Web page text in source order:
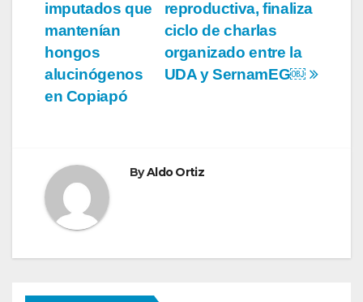
entradas
reproductiva, finaliza
ciclo de charlas
organizado entre la
UDA y SernamEG￼
imputados que
mantenían
hongos
alucinógenos
en Copiapó
ByAldo Ortiz